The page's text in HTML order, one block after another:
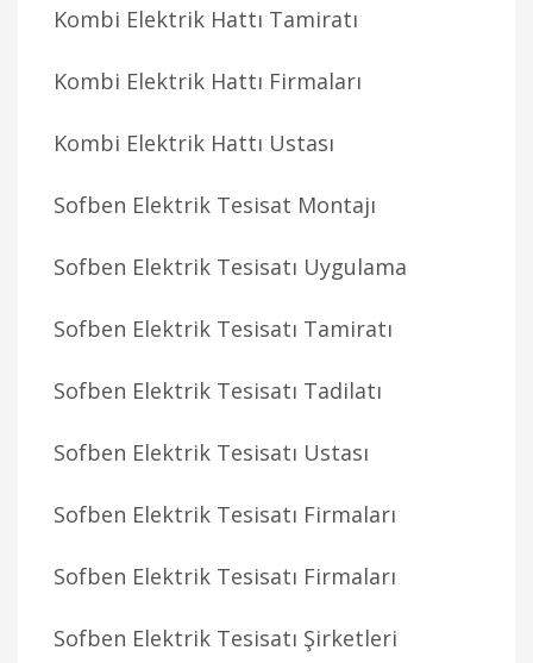
Kombi Elektrik Hattı Tamiratı
Kombi Elektrik Hattı Firmaları
Kombi Elektrik Hattı Ustası
Sofben Elektrik Tesisat Montajı
Sofben Elektrik Tesisatı Uygulama
Sofben Elektrik Tesisatı Tamiratı
Sofben Elektrik Tesisatı Tadilatı
Sofben Elektrik Tesisatı Ustası
Sofben Elektrik Tesisatı Firmaları
Sofben Elektrik Tesisatı Firmaları
Sofben Elektrik Tesisatı Şirketleri